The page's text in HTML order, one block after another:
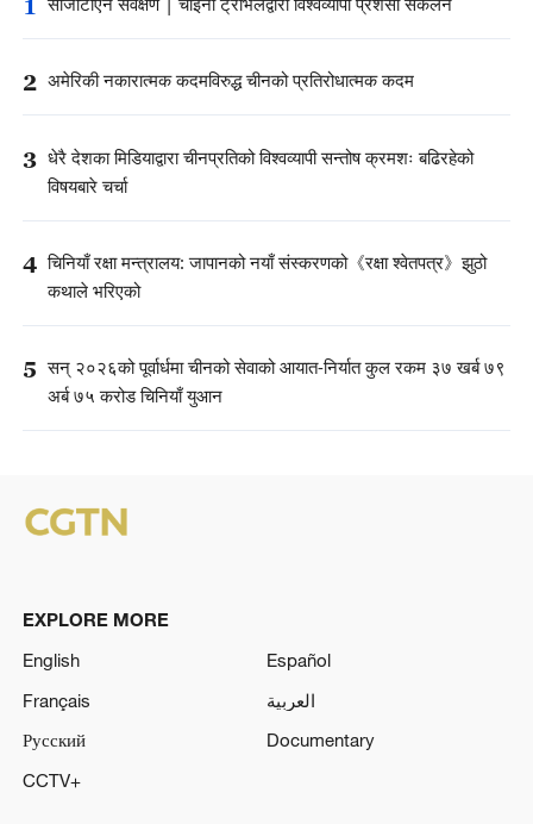
1 सीजीटीएन सर्वेक्षण | चाइना ट्राभलद्वारा विश्वव्यापी प्रशंसा संकलन
2 अमेरिकी नकारात्मक कदमविरुद्ध चीनको प्रतिरोधात्मक कदम
3 धेरै देशका मिडियाद्वारा चीनप्रतिको विश्वव्यापी सन्तोष क्रमशः बढिरहेको
विषयबारे चर्चा
4 चिनियाँ रक्षा मन्त्रालय: जापानको नयाँ संस्करणको《रक्षा श्वेतपत्र》झुठो
कथाले भरिएको
5 सन् २०२६को पूर्वार्धमा चीनको सेवाको आयात-निर्यात कुल रकम ३७ खर्ब ७९
अर्ब ७५ करोड चिनियाँ युआन
EXPLORE MORE
English
Español
Français
العربية
Русский
Documentary
CCTV+